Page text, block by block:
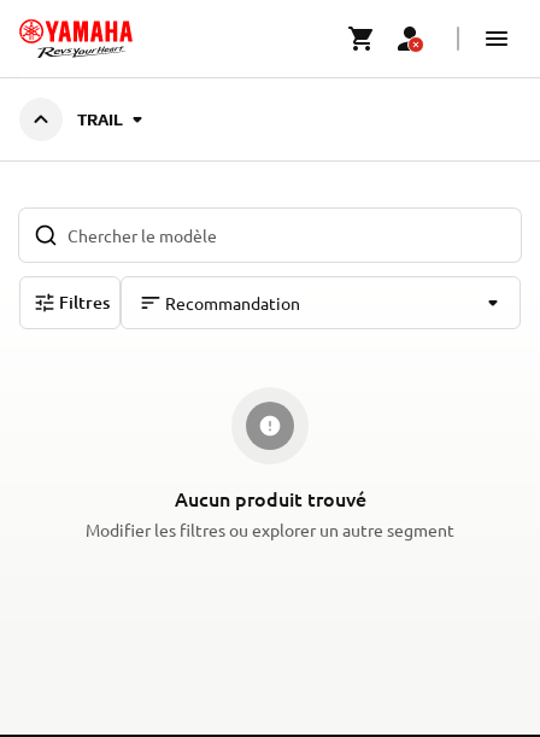
TRAIL
TRAIL - MOTONEIGES
Filtres Recommandation
Aucun produit trouvé
Modifier les filtres ou explorer un autre segment